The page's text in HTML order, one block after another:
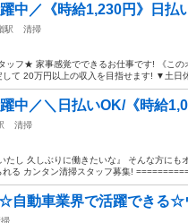
躍中／《時給1,230円》日
駅 清掃
ッフ★ 家事感覚でできるお仕事です! 《こ
て 20万円以上の収入を目指せます! ▼土日
中／＼日払いOK/《時給
清掃
たし 久しぶりに働きたいな』 そんな方にも
る カンタン清掃スタッフ募集!
自動車業界で活躍できる☆